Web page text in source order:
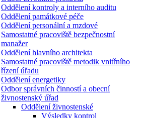
Oddělení kontroly a interního auditu
Oddělení památkové péče
Oddělení personální a mzdové
Samostatné pracoviště bezpečnostní
manažer
Oddělení hlavního architekta
Samostatné pracoviště metodik vnitřního
řízení úřadu
Oddělení energetiky
Odbor správních činností a obecní
živnostenský úřad
Oddělení živnostenské
Výsledky kontrol